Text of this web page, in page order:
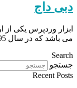
دبی داج
ابزار وردپرس یکی
می باشد که در سال 1395 توسط دو نفر از…
Search
جستجو
Recent Posts